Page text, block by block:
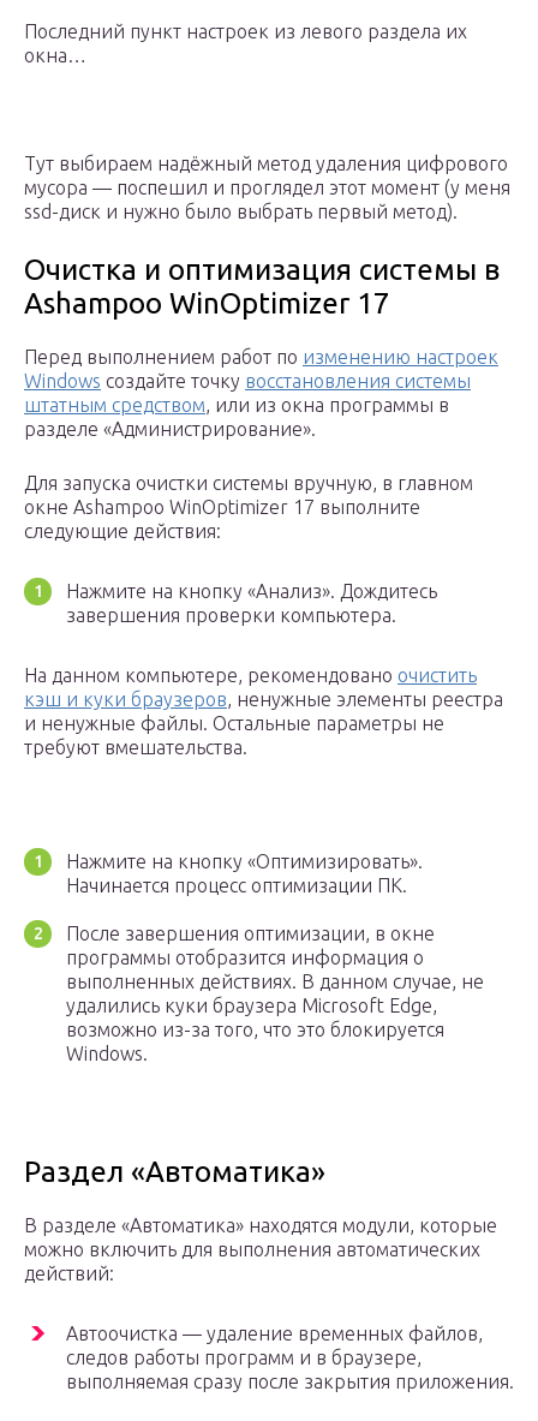
Последний пункт настроек из левого раздела их
окна…
Тут выбираем надёжный метод удаления цифрового
мусора — поспешил и проглядел этот момент (у меня
ssd-диск и нужно было выбрать первый метод).
Очистка и оптимизация системы в
Ashampoo WinOptimizer 17
Перед выполнением работ по изменению настроек
Windows создайте точку восстановления системы
штатным средством, или из окна программы в
разделе «Администрирование».
Для запуска очистки системы вручную, в главном
окне Ashampoo WinOptimizer 17 выполните
следующие действия:
Нажмите на кнопку «Анализ». Дождитесь
завершения проверки компьютера.
На данном компьютере, рекомендовано очистить
кэш и куки браузеров, ненужные элементы реестра
и ненужные файлы. Остальные параметры не
требуют вмешательства.
Нажмите на кнопку «Оптимизировать».
Начинается процесс оптимизации ПК.
После завершения оптимизации, в окне
программы отобразится информация о
выполненных действиях. В данном случае, не
удалились куки браузера Microsoft Edge,
возможно из-за того, что это блокируется
Windows.
Раздел «Автоматика»
В разделе «Автоматика» находятся модули, которые
можно включить для выполнения автоматических
действий:
Автоочистка — удаление временных файлов,
следов работы программ и в браузере,
выполняемая сразу после закрытия приложения.